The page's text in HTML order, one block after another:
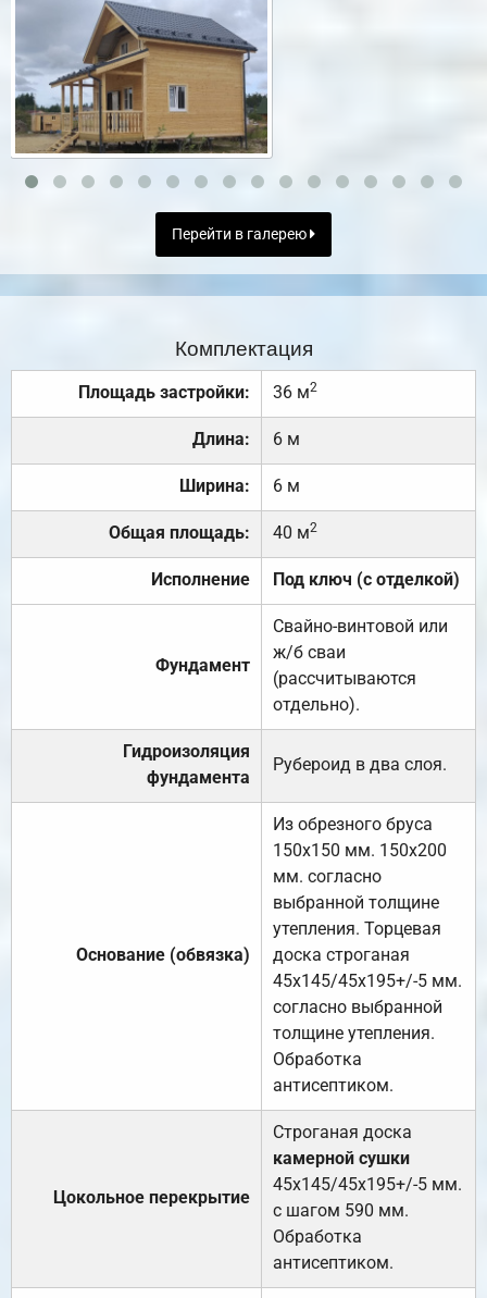
Перейти в галерею
Комплектация
Площадь застройки: 36 м2
Длина: 6 м
Ширина: 6 м
Общая площадь: 40 м2
Исполнение Под ключ (с отделкой)
Фундамент
Свайно-винтовой или
ж/б сваи
(рассчитываются
отдельно).
Гидроизоляция
фундамента
Рубероид в два слоя.
Основание (обвязка)
Из обрезного бруса
150х150 мм. 150х200
мм. согласно
выбранной толщине
утепления. Торцевая
доска строганая
45х145/45х195+/-5 мм.
согласно выбранной
толщине утепления.
Обработка
антисептиком.
Цокольное перекрытие
Строганая доска
камерной сушки
45х145/45х195+/-5 мм.
с шагом 590 мм.
Обработка
антисептиком.